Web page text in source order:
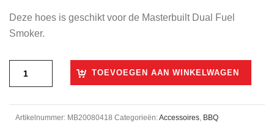
Deze hoes is geschikt voor de Masterbuilt Dual Fuel
Smoker.
TOEVOEGEN AAN WINKELWAGEN
Artikelnummer: MB20080418 Categorieën:Accessoires BBQ